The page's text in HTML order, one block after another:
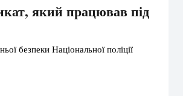
який працював під
безпеки Національної поліції